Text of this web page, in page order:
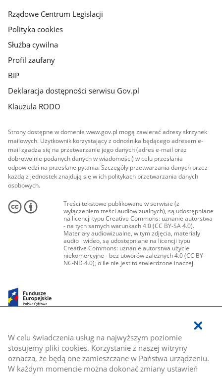
W celu świadczenia usług na najwyższym poziomie
stosujemy pliki cookies. Korzystanie z naszej witryny
oznacza, że będą one zamieszczane w Państwa urządzeniu.
W każdym momencie można dokonać zmiany ustawień
Rządowe Centrum Legislacji
Polityka cookies
Służba cywilna
Profil zaufany
BIP
Deklaracja dostępności serwisu Gov.pl
Klauzula RODO
Strony dostępne w domenie www.gov.pl mogą zawierać adresy skrzynek
mailowych. Użytkownik korzystający z odnośnika będącego adresem e-
mail zgadza się na przetwarzanie jego danych (adres e-mail oraz
dobrowolnie podanych danych w wiadomości) w celu przesłania
odpowiedzi na przesłane pytania. Szczegóły przetwarzania danych przez
każdą z jednostek znajdują się w ich politykach przetwarzania danych
osobowych.
Treści tekstowe publikowane w serwisie (z
wyłączeniem treści audiowizualnych), są udostępniane
na licencji typu Creative Commons: uznanie autorstwa
- na tych samych warunkach 4.0 (CC BY-SA 4.0).
Materiały audiowizualne, w tym zdjęcia, materiały
audio i wideo, są udostępniane na licencji typu
Creative Commons: uznanie autorstwa użycie
niekomercyjne - bez utworów zależnych 4.0 (CC BY-
NC-ND 4.0), o ile nie jest to stwierdzone inaczej.